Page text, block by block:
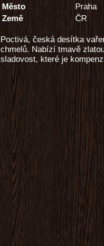
Město
Praha
Země
ČR
Poctivá, česká desítka
chmelů. Nabízí tmavě
sladovost, které je